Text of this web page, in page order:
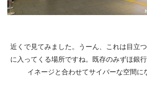
近くで見てみました。うーん、これは目立
に入ってくる場所ですね。既存のみずほ銀
イネージと合わせてサイバーな空間に